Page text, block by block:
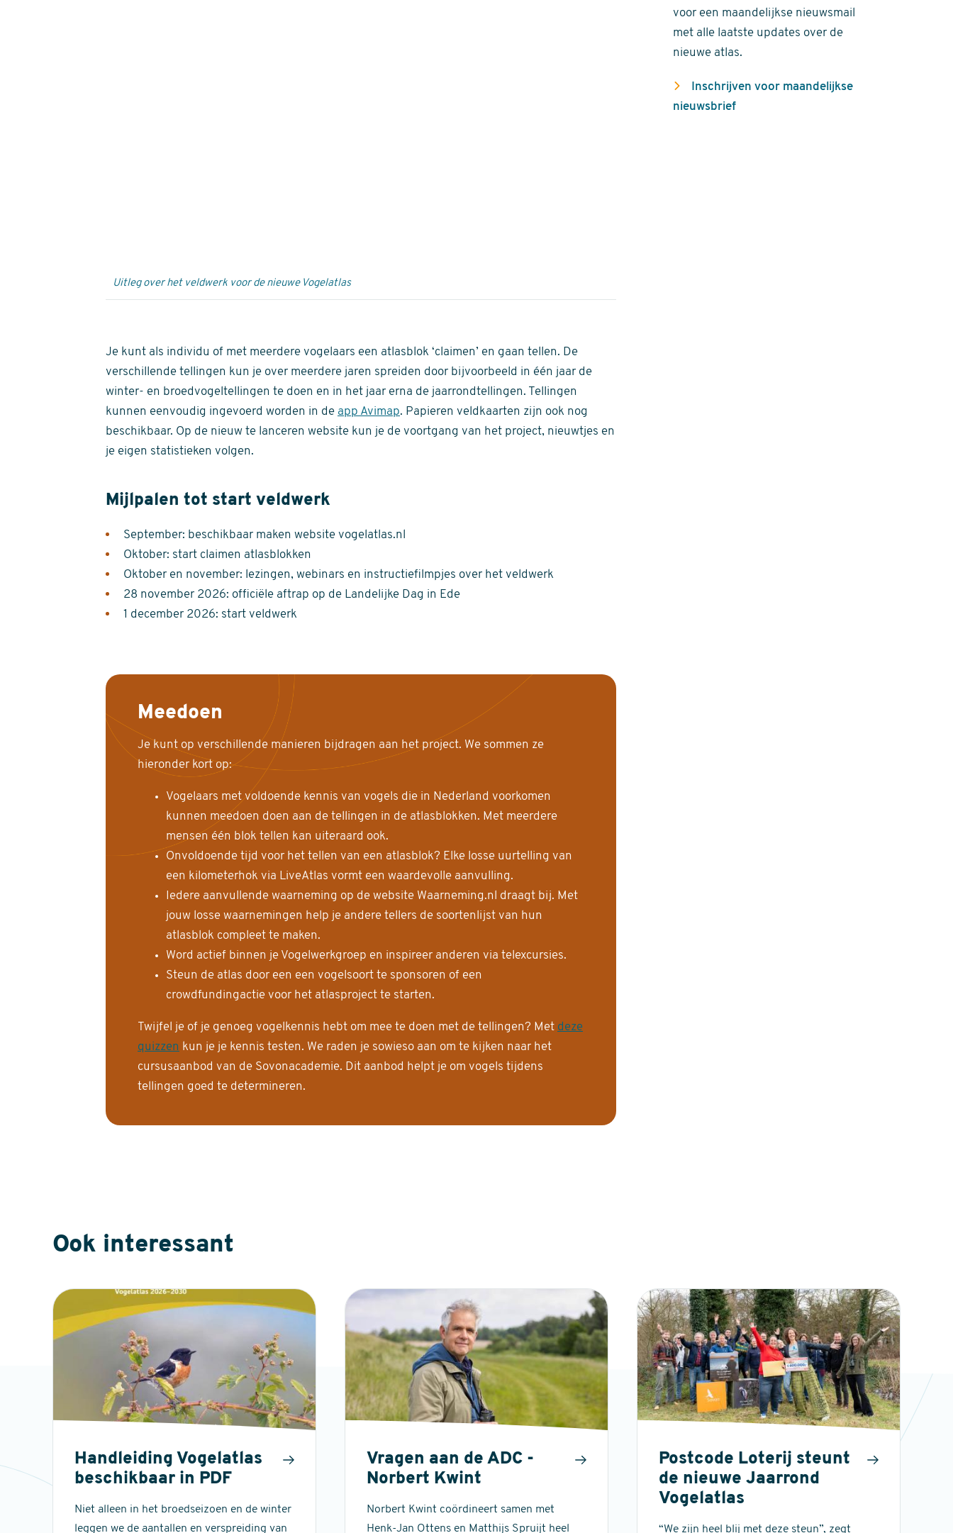
Uitleg over het veldwerk voor de nieuwe Vogelatlas
Je kunt als individu of met meerdere vogelaars een atlasblok ‘claimen’ en gaan tellen. De
verschillende tellingen kun je over meerdere jaren spreiden door bijvoorbeeld in één jaar de
winter- en broedvogeltellingen te doen en in het jaar erna de jaarrondtellingen. Tellingen
kunnen eenvoudig ingevoerd worden in de app Avimap. Papieren veldkaarten zijn ook nog
beschikbaar. Op de nieuw te lanceren website kun je de voortgang van het project, nieuwtjes en
je eigen statistieken volgen.
Mijlpalen tot start veldwerk
September: beschikbaar maken website vogelatlas.nl
Oktober: start claimen atlasblokken
Oktober en november: lezingen, webinars en instructiefilmpjes over het veldwerk
28 november 2026: officiële aftrap op de Landelijke Dag in Ede
1 december 2026: start veldwerk
Meedoen
Je kunt op verschillende manieren bijdragen aan het project. We sommen ze
hieronder kort op:
Vogelaars met voldoende kennis van vogels die in Nederland voorkomen
kunnen meedoen doen aan de tellingen in de atlasblokken. Met meerdere
mensen één blok tellen kan uiteraard ook.
Onvoldoende tijd voor het tellen van een atlasblok? Elke losse uurtelling van
een kilometerhok via LiveAtlas vormt een waardevolle aanvulling.
Iedere aanvullende waarneming op de website Waarneming.nl draagt bij. Met
jouw losse waarnemingen help je andere tellers de soortenlijst van hun
atlasblok compleet te maken.
Word actief binnen je Vogelwerkgroep en inspireer anderen via telexcursies.
Steun de atlas door een een vogelsoort te sponsoren of een
crowdfundingactie voor het atlasproject te starten.
Twijfel je of je genoeg vogelkennis hebt om mee te doen met de tellingen? Met deze
quizzen kun je je kennis testen. We raden je sowieso aan om te kijken naar het
cursusaanbod van de Sovonacademie. Dit aanbod helpt je om vogels tijdens
tellingen goed te determineren.
voor een maandelijkse nieuwsmail
met alle laatste updates over de
nieuwe atlas.
Inschrijven voor maandelijkse
nieuwsbrief
Ook interessant
Handleiding Vogelatlas
beschikbaar in PDF
Niet alleen in het broedseizoen en de winter
leggen we de aantallen en verspreiding van
Vragen aan de ADC -
Norbert Kwint
Norbert Kwint coördineert samen met
Henk-Jan Ottens en Matthijs Spruijt heel
Postcode Loterij steunt
de nieuwe Jaarrond
Vogelatlas
“We zijn heel blij met deze steun”, zegt